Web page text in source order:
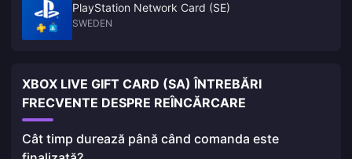
PlayStation Network Card (SE)
SWEDEN
XBOX LIVE GIFT CARD (SA) ÎNTREBĂRI
FRECVENTE DESPRE REÎNCĂRCARE
Cât timp durează până când comanda este